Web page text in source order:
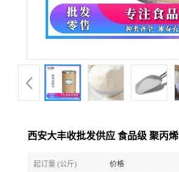
西安大丰收批发供应 食品级 聚丙
起订量 (公斤) 价格